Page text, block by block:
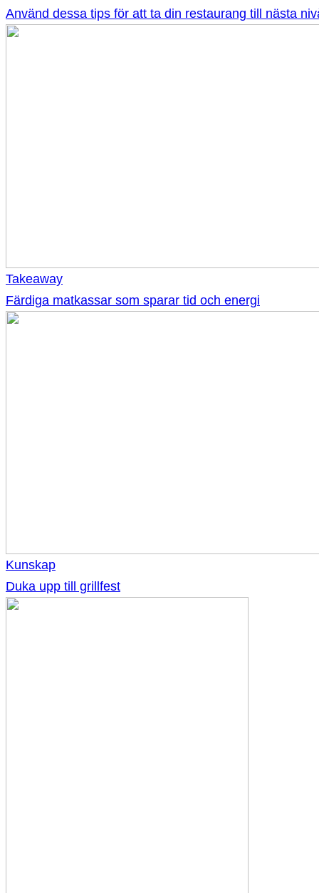
Använd dessa tips för att ta din restaurang till nästa
Takeaway
Färdiga matkassar som sparar tid och energi
Kunskap
Duka upp till grillfest